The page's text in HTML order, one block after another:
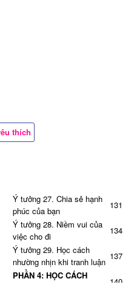
thích
Ý tưởng 27. Chia sẻ hạnh
phúc của bạn
131
Ý tưởng 28. Niềm vui của
việc cho đi
134
Ý tưởng 29. Học cách
nhường nhịn khi tranh luận
137
PHẦN 4: HỌC CÁCH
140